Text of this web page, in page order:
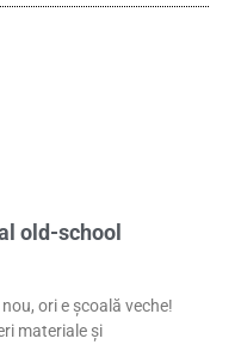
old-school
ori e școală veche!
materiale și